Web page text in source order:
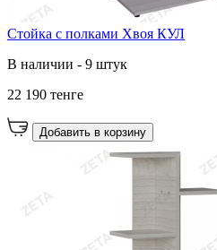
Стойка с полками Хвоя КУЛ
В наличии - 9 штук
22 190 тенге
Добавить в корзину